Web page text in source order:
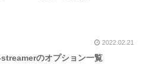
2022.02.21
のオプション一覧